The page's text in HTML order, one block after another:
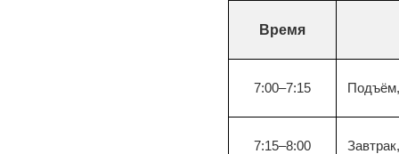
Время
7:00–7:15
7:15–8:00